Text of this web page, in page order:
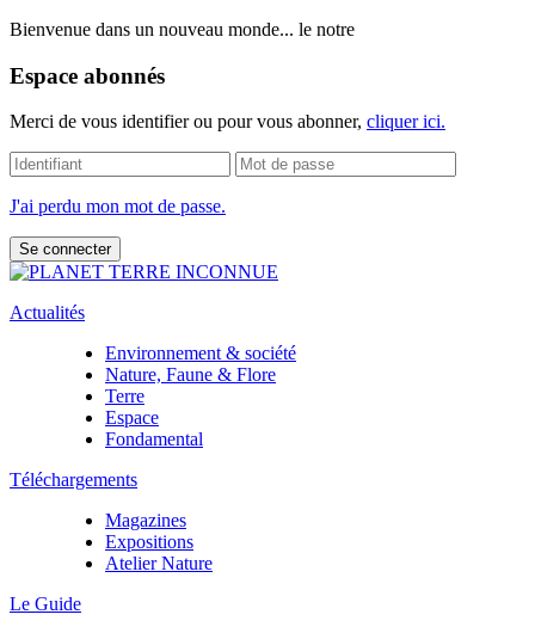
Bienvenue dans un nouveau monde... le notre
Espace abonnés
Merci de vous identifier ou pour vous abonner, cliquer ici.
J'ai perdu mon mot de passe.
Actualités
Environnement & société
Nature, Faune & Flore
Terre
Espace
Fondamental
Téléchargements
Magazines
Expositions
Atelier Nature
Le Guide